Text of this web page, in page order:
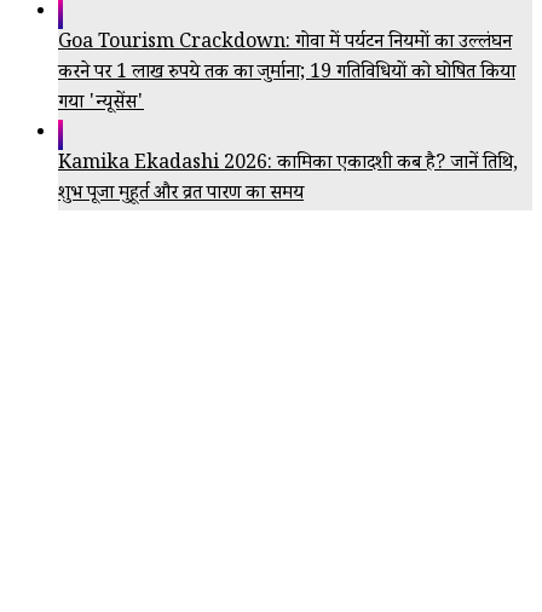
Goa Tourism Crackdown: गोवा में पर्यटन नियमों का उल्लंघन
करने पर 1 लाख रुपये तक का जुर्माना; 19 गतिविधियों को घोषित किया
गया 'न्यूसेंस'
Kamika Ekadashi 2026: कामिका एकादशी कब है? जानें तिथि,
शुभ पूजा मुहूर्त और व्रत पारण का समय